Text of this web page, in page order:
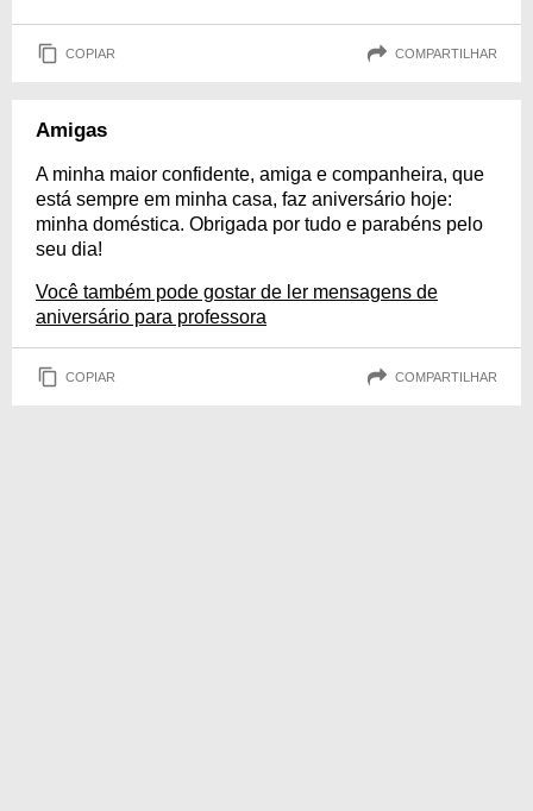
COPIAR COMPARTILHAR
Amigas
A minha maior confidente, amiga e companheira, que
está sempre em minha casa, faz aniversário hoje:
minha doméstica. Obrigada por tudo e parabéns pelo
seu dia!
Você também pode gostar de ler mensagens de
aniversário para professora
COPIAR COMPARTILHAR